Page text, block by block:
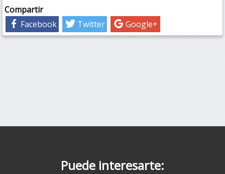
Compartir
Facebook
Twitter Google+
Puede interesarte: